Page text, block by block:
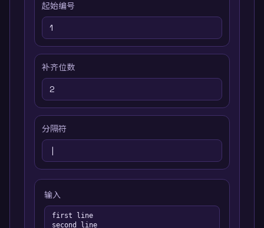
起始编号
补齐位数
分隔符
输入